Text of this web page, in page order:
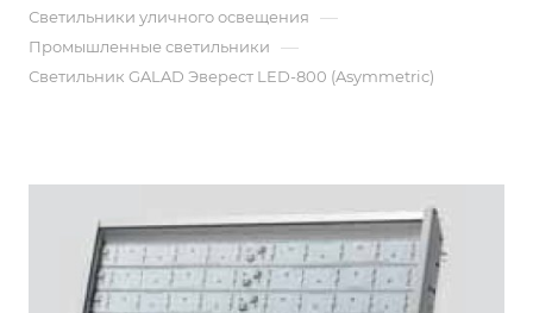
Светильники уличного освещения —
Промышленные светильники —
Светильник GALAD Эверест LED-800 (Asymmetric)